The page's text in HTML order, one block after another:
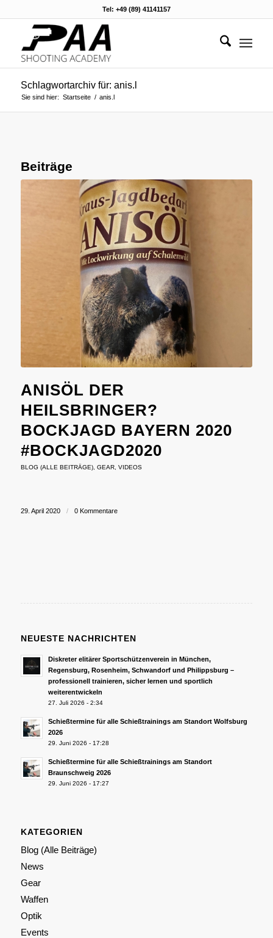
Tel: +49 (89) 41141157
Schlagwortarchiv für: anis.l
Sie sind hier: Startseite / anis.l
Beiträge
ANISÖL DER
HEILSBRINGER?
BOCKJAGD BAYERN 2020
#BOCKJAGD2020
BLOG (ALLE BEITRÄGE), GEAR, VIDEOS
29. April 2020 / 0 Kommentare
NEUESTE NACHRICHTEN
Diskreter elitärer Sportschützenverein in München,
Regensburg, Rosenheim, Schwandorf und Philippsburg –
professionell trainieren, sicher lernen und sportlich
weiterentwickeln
27. Juli 2026 - 2:34
Schießtermine für alle Schießtrainings am Standort Wolfsburg
2026
29. Juni 2026 - 17:28
Schießtermine für alle Schießtrainings am Standort
Braunschweig 2026
29. Juni 2026 - 17:27
KATEGORIEN
Blog (Alle Beiträge)
News
Gear
Waffen
Optik
Events